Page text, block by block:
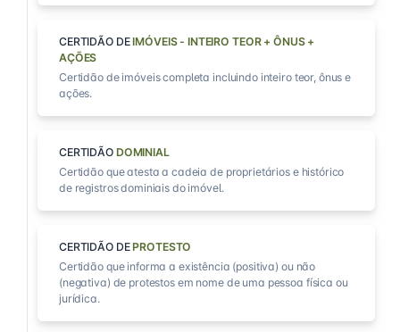
CERTIDÃO DEIMÓVEIS - INTEIRO TEOR + ÔNUS +
AÇÕES
Certidão de imóveis completa incluindo inteiro teor, ônus e
ações.
CERTIDÃO DOMINIAL
Certidão que atesta a cadeia de proprietários e histórico
de registros dominiais do imóvel.
CERTIDÃO DEPROTESTO
Certidão que informa a existência (positiva) ou não
(negativa) de protestos em nome de uma pessoa física ou
jurídica.